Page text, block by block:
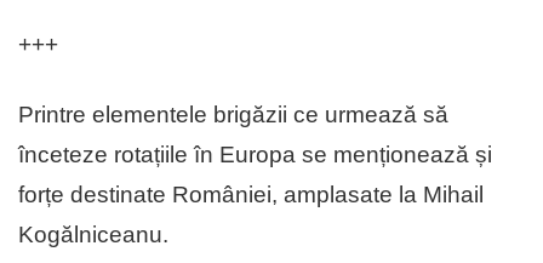
+++
Printre elementele brigăzii ce urmează să
înceteze rotațiile în Europa se menționează și
forțe destinate României, amplasate la Mihail
Kogălniceanu.